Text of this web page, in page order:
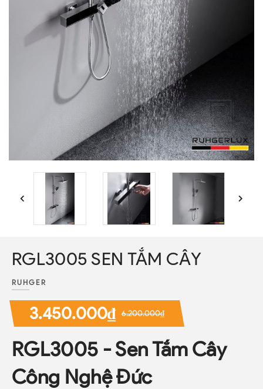
RGL3005 SEN TẮM CÂY
RUHGER
3.450.000₫ 6.200.000₫
RGL3005 - Sen Tắm Cây
Công Nghệ Đức